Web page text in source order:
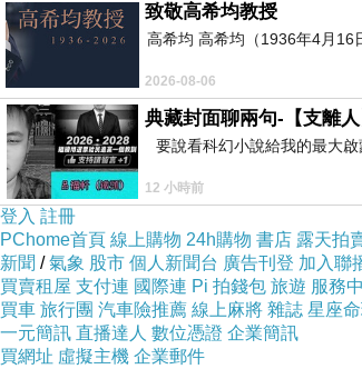
致敬高希均教授
高希均 高希均（1936年4月
2026-08-06
典藏封面聊兩句-【支離人
要說看科幻小說給我的最大
12 小時前
登入 註冊
PChome首頁 線上購物 24h購物 書店 露天拍
新聞 /氣象 股市 個人新聞台 廣告刊登 加入聯
買賣租屋 支付連 國際連 Pi 拍錢包 旅遊 服務
買車 旅行團 汽車險推薦 線上麻將 雜誌 星座
一元簡訊 直播達人 數位憑證 企業簡訊
買網址 虛擬主機 企業郵件